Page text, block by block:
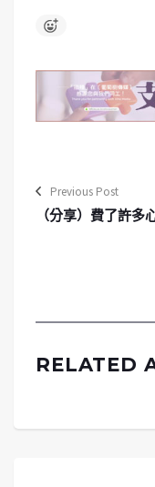
Previous Post
（分享）費了許多
RELATED